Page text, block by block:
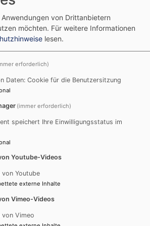
gerne in der Bibel oder
suchst einen Weg, wie dir
das mehr Spaß macht?
Du willst gerne etwas
Neues lernen und bis
mindestens 13 Jahre alt?
richtig. Fanny und Lucie
Bible Art Journaling Workshop für
von 16-19 Uhr. Ihr lernt die
(schöne verschwungene
Zeichnungen, die eure Gedanken
Ihr bekommt dann auch
es auszuprobieren und euch
von Drittanbietern
möchten. Für weitere Informationen
lesen.
erforderlich)
Daten: Cookie für die Benutzersitzung
(immer erforderlich)
speichert Ihre Einwilligungsstatus im
Youtube-Videos
Youtube
externe Inhalte
Vimeo-Videos
Vimeo